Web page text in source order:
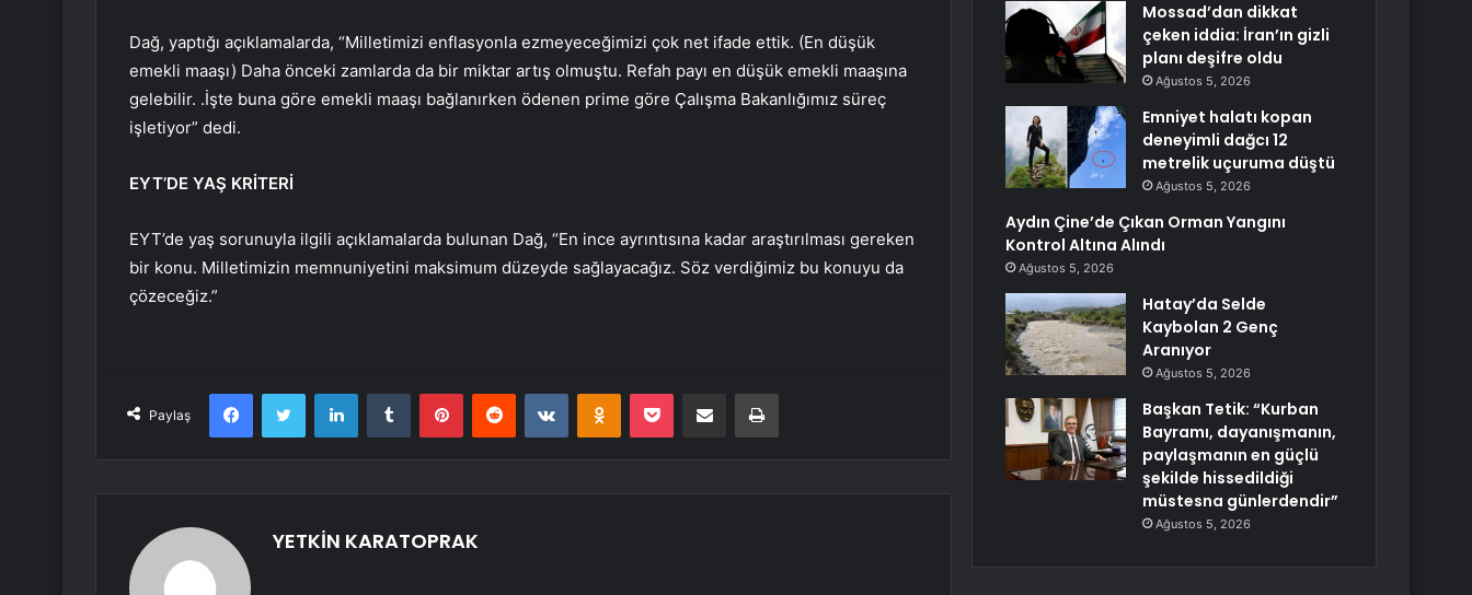
Dağ, yaptığı açıklamalarda, “Milletimizi enflasyonla ezmeyeceğimizi çok net ifade ettik. (En düşük
emekli maaşı) Daha önceki zamlarda da bir miktar artış olmuştu. Refah payı en düşük emekli maaşına
gelebilir. .İşte buna göre emekli maaşı bağlanırken ödenen prime göre Çalışma Bakanlığımız süreç
işletiyor” dedi.
EYT’DE YAŞ KRİTERİ
EYT’de yaş sorunuyla ilgili açıklamalarda bulunan Dağ, “En ince ayrıntısına kadar araştırılması gereken
bir konu. Milletimizin memnuniyetini maksimum düzeyde sağlayacağız. Söz verdiğimiz bu konuyu da
çözeceğiz.”
Paylaş
FacebookTwitter LinkedInTumblr PinterestReddit VKontakteOdnoklassniki
Pocket E-Posta ile paylaş Yazdır
YETKİN KARATOPRAK
Mossad’dan dikkat
çeken iddia: İran’ın gizli
planı deşifre oldu
Ağustos 5, 2026
Emniyet halatı kopan
deneyimli dağcı 12
metrelik uçuruma düştü
Ağustos 5, 2026
Aydın Çine’de Çıkan Orman Yangını
Kontrol Altına Alındı
Ağustos 5, 2026
Hatay’da Selde
Kaybolan 2 Genç
Aranıyor
Ağustos 5, 2026
Başkan Tetik: “Kurban
Bayramı, dayanışmanın,
paylaşmanın en güçlü
şekilde hissedildiği
müstesna günlerdendir”
Ağustos 5, 2026